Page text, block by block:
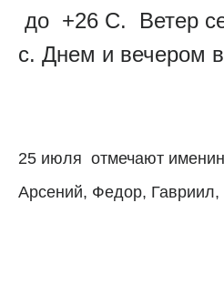
до +26 С. Ветер
с. Днем и вечером
25 июля отмечают
Арсений, Федор,